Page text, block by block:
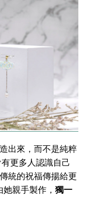
出來，而不是純粹
更多人認識自己
統的祝福傳揚給更
親手製作， 獨一